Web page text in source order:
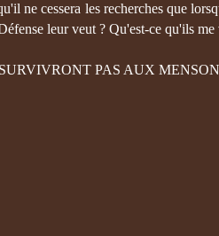
ne cessera les recherches que
leur veut ? Qu'est-ce qu'ils me
PAS AUX